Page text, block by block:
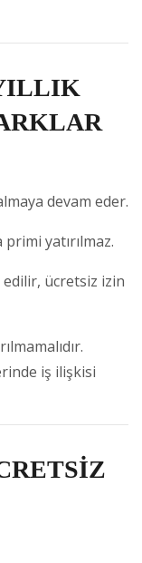
devam eder.
yatırılmaz.
edilir, ücretsiz izin
iş ilişkisi